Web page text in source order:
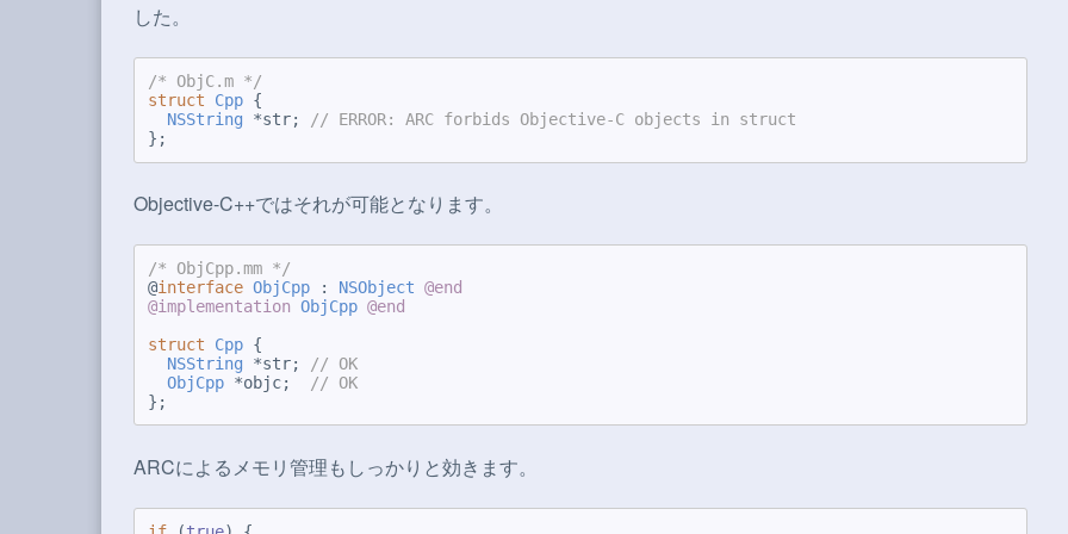
した。
/* ObjC.m */
struct
Cpp {
NSString *str; // ERROR: ARC forbids Objective-C objects in struct
Objective-C++ではそれが可能となります。
/* ObjCpp.mm */
@interface ObjCpp : NSObject @end
@implementation ObjCpp @end
struct
Cpp {
NSString *str; // OK
ObjCpp *objc; // OK
ARCによるメモリ管理もしっかりと効きます。